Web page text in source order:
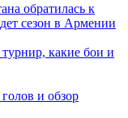
обратилась к
сезон в Армении
какие бои и
и обзор